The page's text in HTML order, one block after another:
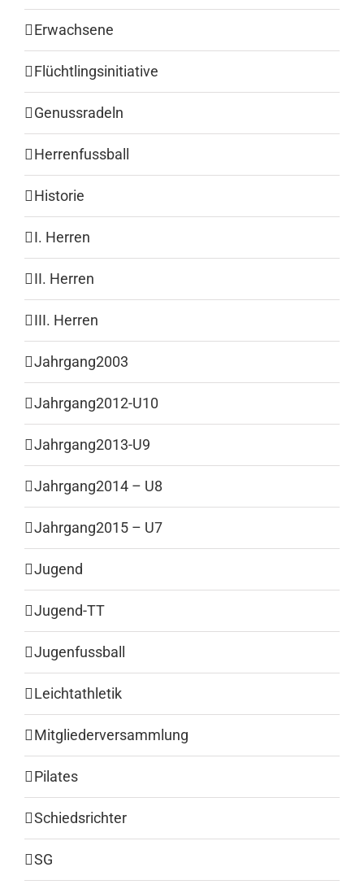
Erwachsene
Flüchtlingsinitiative
Genussradeln
Herrenfussball
Historie
I. Herren
II. Herren
III. Herren
Jahrgang2003
Jahrgang2012-U10
Jahrgang2013-U9
Jahrgang2014 – U8
Jahrgang2015 – U7
Jugend
Jugend-TT
Jugenfussball
Leichtathletik
Mitgliederversammlung
Pilates
Schiedsrichter
SG